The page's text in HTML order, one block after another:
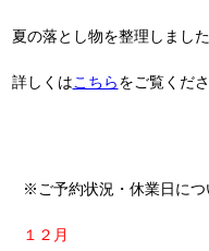
夏の落とし物を整理しました
詳しくはこちらをご覧くださ
※ご予約状況・休業日につ
１２月